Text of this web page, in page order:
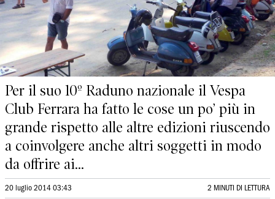
Per il suo 10º Raduno nazionale il Vespa
Club Ferrara ha fatto le cose un po’ più in
grande rispetto alle altre edizioni riuscendo
a coinvolgere anche altri soggetti in modo
da offrire ai...
20 luglio 2014 03:43 2 MINUTI DI LETTURA